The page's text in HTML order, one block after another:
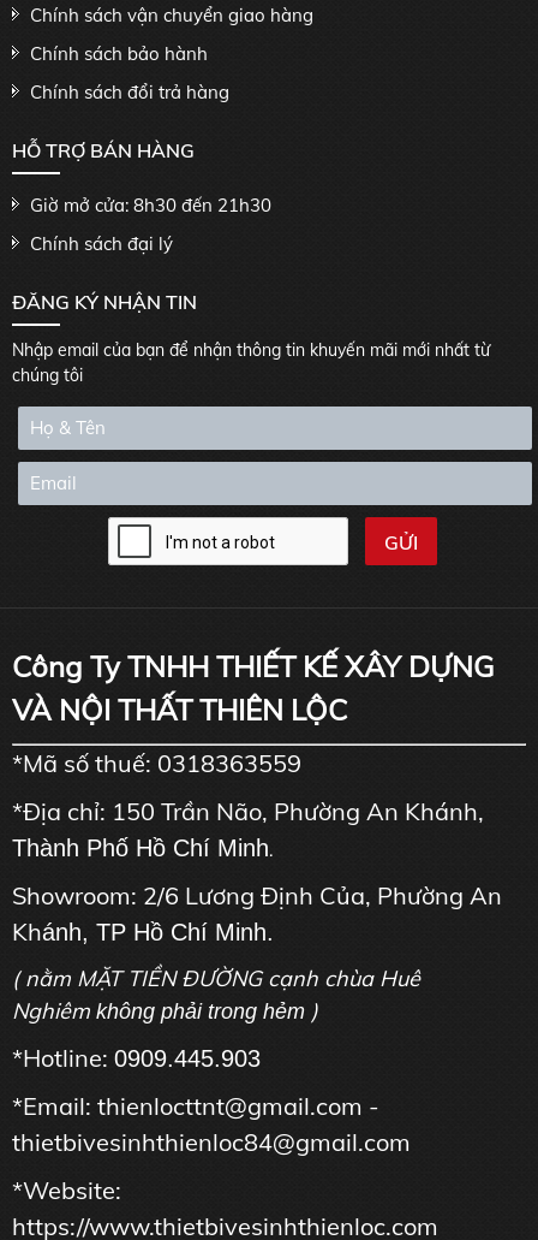
Chính sách vận chuyển giao hàng
Chính sách bảo hành
Chính sách đổi trả hàng
HỖ TRỢ BÁN HÀNG
Giờ mở cửa: 8h30 đến 21h30
Chính sách đại lý
ĐĂNG KÝ NHẬN TIN
Nhập email của bạn để nhận thông tin khuyến mãi mới nhất từ
chúng tôi
Công Ty TNHH THIẾT KẾ XÂY DỰNG
VÀ NỘI THẤT THIÊN LỘC
*Mã số thuế: 0318363559
*Địa chỉ: 150 Trần Não, Phường An Khánh,
Thành Phố Hồ Chí Minh.
Showroom: 2/6 Lương Định Của, Phường An
Khánh, TP Hồ Chí Minh.
( nằm MẶT TIỀN ĐƯỜNG cạnh chùa Huê
Nghiêm không phải trong hẻm )
*Hotline: 0909.445.903
*Email: thienlocttnt@gmail.com -
thietbivesinhthienloc84@gmail.com
*Website:
https://www.thietbivesinhthienloc.com